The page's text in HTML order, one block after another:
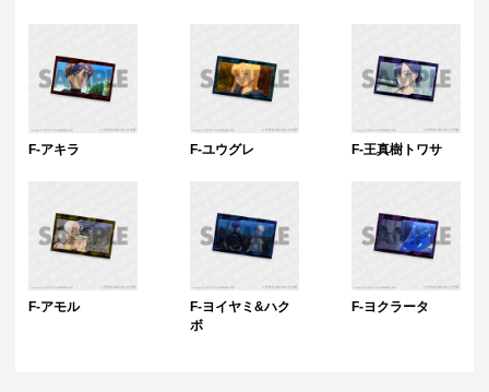
F-アキラ F-ユウグレ F-王真樹トワサ
F-アモル
F-ヨイヤミ&ハク
ボ
F-ヨクラータ